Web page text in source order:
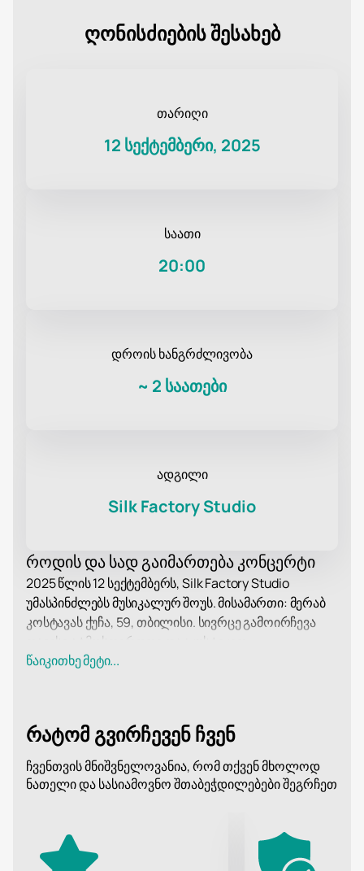
ღონისძიების შესახებ
თარიღი
12 სექტემბერი, 2025
საათი
20:00
დროის ხანგრძლივობა
~ 2 საათები
ადგილი
Silk Factory Studio
როდის და სად გაიმართება კონცერტი
2025 წლის 12 სექტემბერს, Silk Factory Studio
უმასპინძლებს მუსიკალურ შოუს. მისამართი: მერაბ
კოსტავას ქუჩა, 59, თბილისი. სივრცე გამოირჩევა
თავისი ატმოსფეროთი და აკუსტიკით.
პროგრამის შესახებ
აილიშის, ადელის, ნენსი სინატრას და სხვა
შემსრულებლების ჰიტებს. მუსიკა შესრულდება
ცოცხლად. შემსრულებლებმა მოამზადეს ახალი
არანჟირებები. ორგანიზატორებმა მაყურებლისთვის
ბილეთების შეძენა
ვებსაიტზე შეგიძლიათ. დარბაზის
განლაგება დაგეხმარებათ ადგილის არჩევაში.
წაიკითხე მეტი...
რატომ გვირჩევენ ჩვენ
ჩვენთვის მნიშვნელოვანია, რომ თქვენ მხოლოდ
ნათელი და სასიამოვნო შთაბეჭდილებები შეგრჩეთ